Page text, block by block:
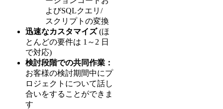
よびSQLクエリ/
スクリプトの変換
迅速なカスタマイズ(ほ
とんどの要件は 1～2 日
で対応)
検討段階での共同作業：
お客様の検討期間中にプ
ロジェクトについて話し
合いをすることができま
す